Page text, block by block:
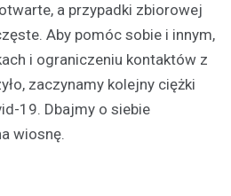
a przypadki zbiorowej
Aby pomóc sobie i innym,
i ograniczeniu kontaktów z
zaczynamy kolejny ciężki
19. Dbajmy o siebie
wiosnę.